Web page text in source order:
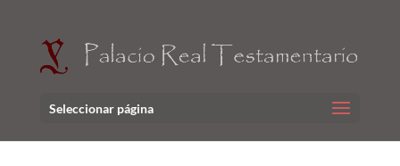
Seleccionar página